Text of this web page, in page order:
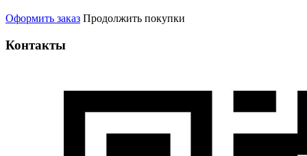
Оформить заказ Продолжить покупки
Контакты